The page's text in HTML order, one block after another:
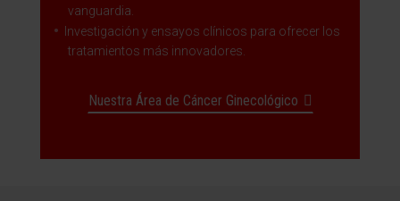
vanguardia.
Investigación y ensayos clínicos para ofrecer los
tratamientos más innovadores.
Nuestra Área de Cáncer Ginecológico